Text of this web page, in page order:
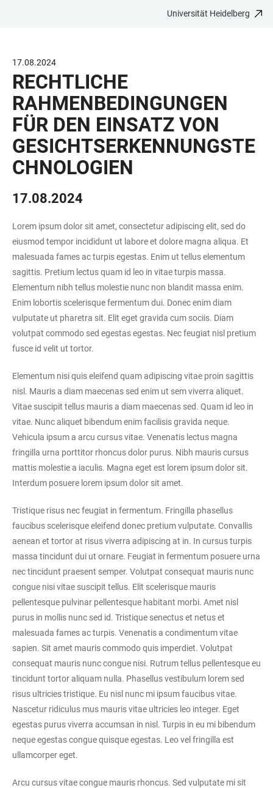
BARRIEREFREIHEIT
Universität Heidelberg
17.08.2024
RECHTLICHE
RAHMENBEDINGUNGEN
FÜR DEN EINSATZ VON
GESICHTSERKENNUNGSTE
CHNOLOGIEN
17.08.2024
Lorem ipsum dolor sit amet, consectetur adipiscing elit, sed do
eiusmod tempor incididunt ut labore et dolore magna aliqua. Et
malesuada fames ac turpis egestas. Enim ut tellus elementum
sagittis. Pretium lectus quam id leo in vitae turpis massa.
Elementum nibh tellus molestie nunc non blandit massa enim.
Enim lobortis scelerisque fermentum dui. Donec enim diam
vulputate ut pharetra sit. Elit eget gravida cum sociis. Diam
volutpat commodo sed egestas egestas. Nec feugiat nisl pretium
fusce id velit ut tortor.
Elementum nisi quis eleifend quam adipiscing vitae proin sagittis
nisl. Mauris a diam maecenas sed enim ut sem viverra aliquet.
Vitae suscipit tellus mauris a diam maecenas sed. Quam id leo in
vitae. Nunc aliquet bibendum enim facilisis gravida neque.
Vehicula ipsum a arcu cursus vitae. Venenatis lectus magna
fringilla urna porttitor rhoncus dolor purus. Nibh mauris cursus
mattis molestie a iaculis. Magna eget est lorem ipsum dolor sit.
Interdum posuere lorem ipsum dolor sit amet.
Tristique risus nec feugiat in fermentum. Fringilla phasellus
faucibus scelerisque eleifend donec pretium vulputate. Convallis
aenean et tortor at risus viverra adipiscing at in. In cursus turpis
massa tincidunt dui ut ornare. Feugiat in fermentum posuere urna
nec tincidunt praesent semper. Volutpat consequat mauris nunc
congue nisi vitae suscipit tellus. Elit scelerisque mauris
pellentesque pulvinar pellentesque habitant morbi. Amet nisl
purus in mollis nunc sed id. Tristique senectus et netus et
malesuada fames ac turpis. Venenatis a condimentum vitae
sapien. Sit amet mauris commodo quis imperdiet. Volutpat
consequat mauris nunc congue nisi. Rutrum tellus pellentesque eu
tincidunt tortor aliquam nulla. Phasellus vestibulum lorem sed
risus ultricies tristique. Eu nisl nunc mi ipsum faucibus vitae.
Nascetur ridiculus mus mauris vitae ultricies leo integer. Eget
egestas purus viverra accumsan in nisl. Turpis in eu mi bibendum
neque egestas congue quisque egestas. Leo vel fringilla est
ullamcorper eget.
Arcu cursus vitae congue mauris rhoncus. Sed vulputate mi sit